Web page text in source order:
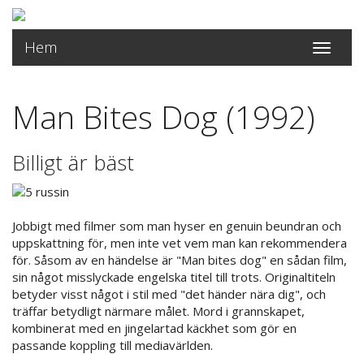
Toggle
Hem
Man Bites Dog (1992)
Billigt är bäst
Jobbigt med filmer som man hyser en genuin beundran och
uppskattning för, men inte vet vem man kan rekommendera
för. Såsom av en händelse är "Man bites dog" en sådan film,
sin något misslyckade engelska titel till trots. Originaltiteln
betyder visst något i stil med "det händer nära dig", och
träffar betydligt närmare målet. Mord i grannskapet,
kombinerat med en jingelartad käckhet som gör en
passande koppling till mediavärlden.